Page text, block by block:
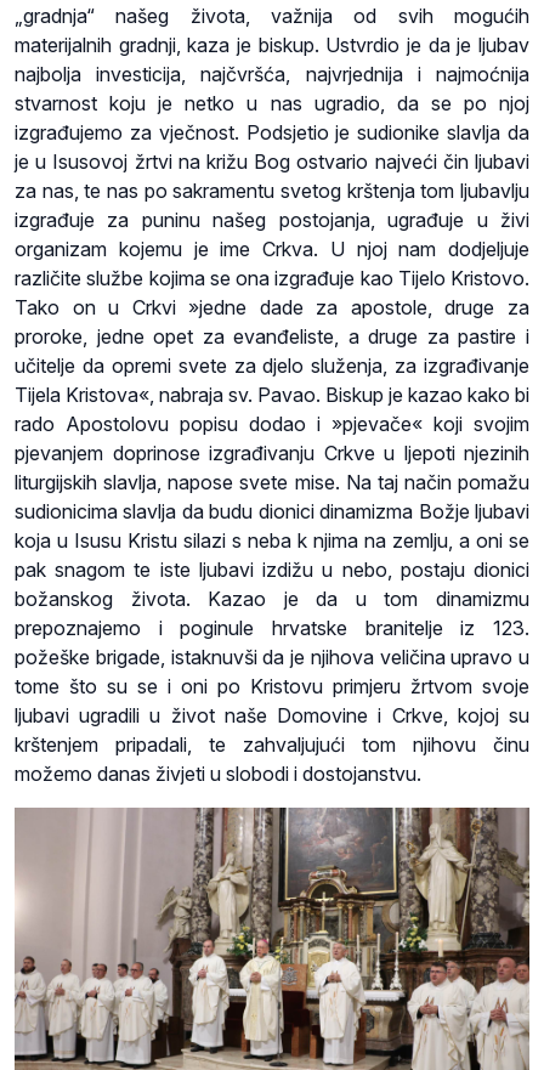
„gradnja“ našeg života, važnija od svih mogućih
materijalnih gradnji, kaza je biskup. Ustvrdio je da je ljubav
najbolja investicija, najčvršća, najvrjednija i najmoćnija
stvarnost koju je netko u nas ugradio, da se po njoj
izgrađujemo za vječnost. Podsjetio je sudionike slavlja da
je u Isusovoj žrtvi na križu Bog ostvario najveći čin ljubavi
za nas, te nas po sakramentu svetog krštenja tom ljubavlju
izgrađuje za puninu našeg postojanja, ugrađuje u živi
organizam kojemu je ime Crkva. U njoj nam dodjeljuje
različite službe kojima se ona izgrađuje kao Tijelo Kristovo.
Tako on u Crkvi »jedne dade za apostole, druge za
proroke, jedne opet za evanđeliste, a druge za pastire i
učitelje da opremi svete za djelo služenja, za izgrađivanje
Tijela Kristova«, nabraja sv. Pavao. Biskup je kazao kako bi
rado Apostolovu popisu dodao i »pjevače« koji svojim
pjevanjem doprinose izgrađivanju Crkve u ljepoti njezinih
liturgijskih slavlja, napose svete mise. Na taj način pomažu
sudionicima slavlja da budu dionici dinamizma Božje ljubavi
koja u Isusu Kristu silazi s neba k njima na zemlju, a oni se
pak snagom te iste ljubavi izdižu u nebo, postaju dionici
božanskog života. Kazao je da u tom dinamizmu
prepoznajemo i poginule hrvatske branitelje iz 123.
požeške brigade, istaknuvši da je njihova veličina upravo u
tome što su se i oni po Kristovu primjeru žrtvom svoje
ljubavi ugradili u život naše Domovine i Crkve, kojoj su
krštenjem pripadali, te zahvaljujući tom njihovu činu
možemo danas živjeti u slobodi i dostojanstvu.